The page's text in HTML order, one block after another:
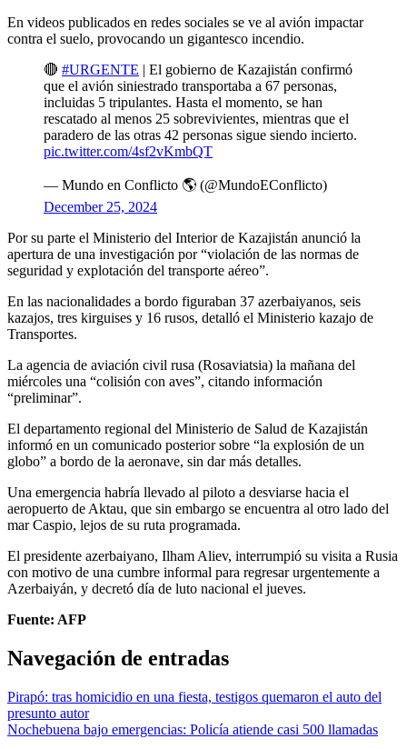
En videos publicados en redes sociales se ve al avión impactar
contra el suelo, provocando un gigantesco incendio.
#URGENTE | El gobierno de Kazajistán confirmó
que el avión siniestrado transportaba a 67 personas,
incluidas 5 tripulantes. Hasta el momento, se han
rescatado al menos 25 sobrevivientes, mientras que el
paradero de las otras 42 personas sigue siendo incierto.
pic.twitter.com/4sf2vKmbQT
— Mundo en Conflicto 🌎 (@MundoEConflicto)
December 25, 2024
Por su parte el Ministerio del Interior de Kazajistán anunció la
apertura de una investigación por “violación de las normas de
seguridad y explotación del transporte aéreo”.
En las nacionalidades a bordo figuraban 37 azerbaiyanos, seis
kazajos, tres kirguises y 16 rusos, detalló el Ministerio kazajo de
Transportes.
La agencia de aviación civil rusa (Rosaviatsia) la mañana del
miércoles una “colisión con aves”, citando información
“preliminar”.
El departamento regional del Ministerio de Salud de Kazajistán
informó en un comunicado posterior sobre “la explosión de un
globo” a bordo de la aeronave, sin dar más detalles.
Una emergencia habría llevado al piloto a desviarse hacia el
aeropuerto de Aktau, que sin embargo se encuentra al otro lado del
mar Caspio, lejos de su ruta programada.
El presidente azerbaiyano, Ilham Aliev, interrumpió su visita a Rusia
con motivo de una cumbre informal para regresar urgentemente a
Azerbaiyán, y decretó día de luto nacional el jueves.
Fuente: AFP
Navegación de entradas
Pirapó: tras homicidio en una fiesta, testigos quemaron el auto del
presunto autor
Nochebuena bajo emergencias: Policía atiende casi 500 llamadas